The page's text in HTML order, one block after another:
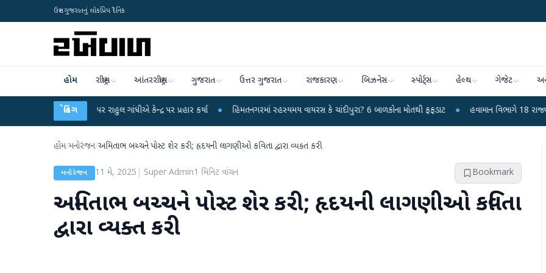
ઉત્તર ગુજરાતનું લોકપ્રિય દૈનિક
હોમ રાષ્ટ્રીય આંતરરાષ્ટ્રીય ગુજરાત ઉત્તર ગુજરાત રાજકારણ બિઝનેસ સ્પોર્ટ્સ હેલ્થ ગેજેટ
બ્રેકિંગ
આરોપો પર રાહુલ ગાંધીએ કેન્દ્ર પર પ્રહાર કર્યા ● હિંમતનગરમાં રહસ્યમય વાયરસ કે ચાંદીપુરા? 6 બાળકોના મોતથી ફફડાટ ● હવામાન વિભાગે 18 રાજ્યો માટે ભારે
હોમ/મનોરંજન/અમિતાભ બચ્ચને પોસ્ટ શેર કરી; હૃદયની લાગણીઓ કવિતા દ્વારા વ્યક્ત કરી
મનોરંજન 11 મે, 2025 Super Admin1 મિનિટ વાંચન Bookmark
અમિતાભ બચ્ચને પોસ્ટ શેર કરી; હૃદયની લાગણીઓ કવિતા
દ્વારા વ્યક્ત કરી